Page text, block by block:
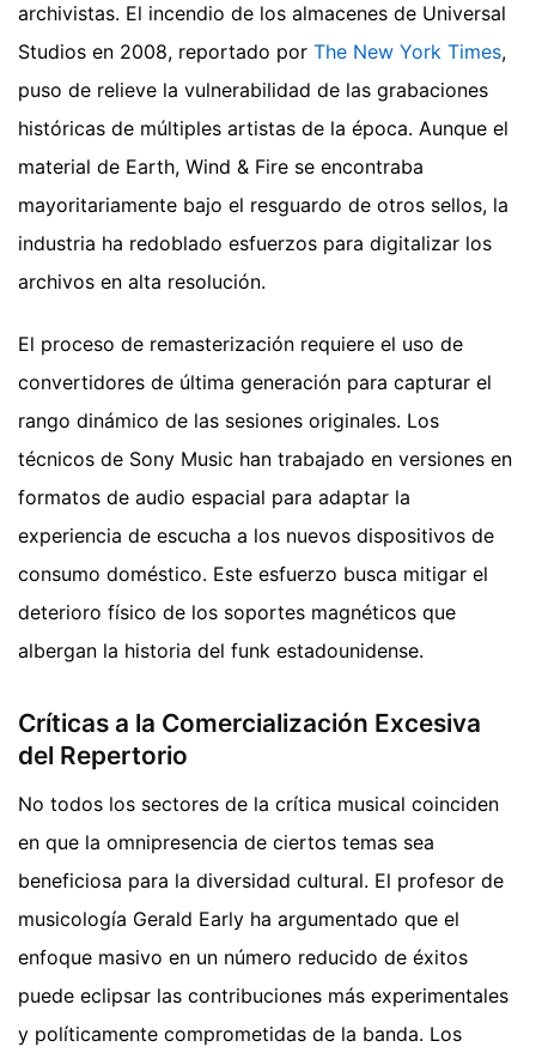
archivistas. El incendio de los almacenes de Universal
Studios en 2008, reportado por The New York Times,
puso de relieve la vulnerabilidad de las grabaciones
históricas de múltiples artistas de la época. Aunque el
material de Earth, Wind & Fire se encontraba
mayoritariamente bajo el resguardo de otros sellos, la
industria ha redoblado esfuerzos para digitalizar los
archivos en alta resolución.
El proceso de remasterización requiere el uso de
convertidores de última generación para capturar el
rango dinámico de las sesiones originales. Los
técnicos de Sony Music han trabajado en versiones en
formatos de audio espacial para adaptar la
experiencia de escucha a los nuevos dispositivos de
consumo doméstico. Este esfuerzo busca mitigar el
deterioro físico de los soportes magnéticos que
albergan la historia del funk estadounidense.
Críticas a la Comercialización Excesiva
del Repertorio
No todos los sectores de la crítica musical coinciden
en que la omnipresencia de ciertos temas sea
beneficiosa para la diversidad cultural. El profesor de
musicología Gerald Early ha argumentado que el
enfoque masivo en un número reducido de éxitos
puede eclipsar las contribuciones más experimentales
y políticamente comprometidas de la banda. Los